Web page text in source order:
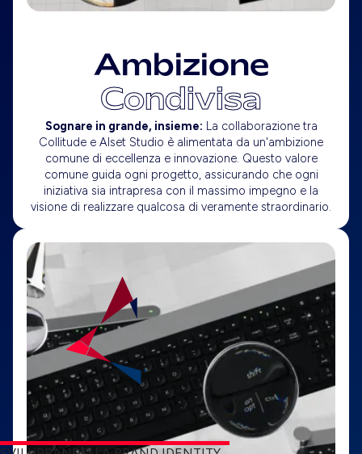
Ambizione
Condivisa
Sognare in grande, insieme: La collaborazione tra
Collitude e Alset Studio è alimentata da un'ambizione
comune di eccellenza e innovazione. Questo valore
comune guida ogni progetto, assicurando che ogni
iniziativa sia intrapresa con il massimo impegno e la
visione di realizzare qualcosa di veramente straordinario.